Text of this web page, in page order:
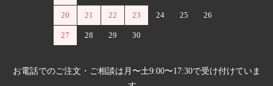
20 21 22 23 24 25 26
27 28 29 30
お電話でのご注文・ご相談は月〜土9:00〜17:30で受け付けていま